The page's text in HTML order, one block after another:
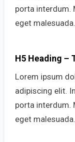
porta interdum.
eget
H5 Heading –
Lorem ipsum
adipiscing elit.
porta interdum.
eget